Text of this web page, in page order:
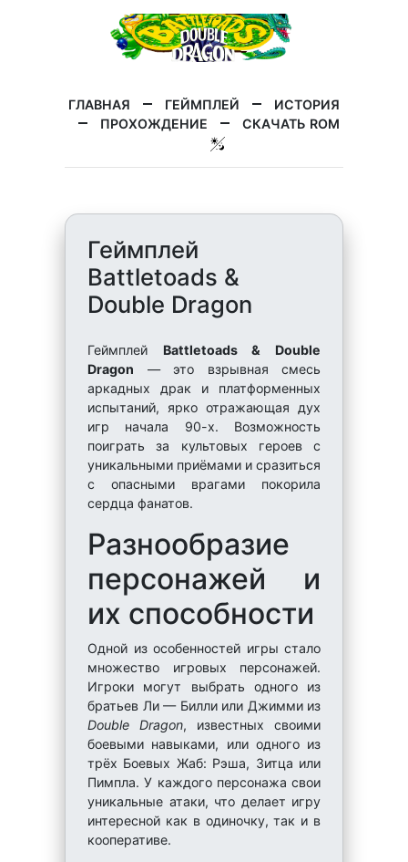
ГЛАВНАЯ ГЕЙМПЛЕЙ
ИСТОРИЯ
ПРОХОЖДЕНИЕ
СКАЧАТЬ ROM
Геймплей
Battletoads &
Double Dragon
Геймплей Battletoads & Double
Dragon — это взрывная смесь
аркадных драк и платформенных
испытаний, ярко отражающая дух
игр начала 90-х. Возможность
поиграть за культовых героев с
уникальными приёмами и сразиться
с опасными врагами покорила
сердца фанатов.
Разнообразие
персонажей и
их способности
Одной из особенностей игры стало
множество игровых персонажей.
Игроки могут выбрать одного из
братьев Ли — Билли или Джимми из
Double Dragon, известных своими
боевыми навыками, или одного из
трёх Боевых Жаб: Рэша, Зитца или
Пимпла. У каждого персонажа свои
уникальные атаки, что делает игру
интересной как в одиночку, так и в
кооперативе.